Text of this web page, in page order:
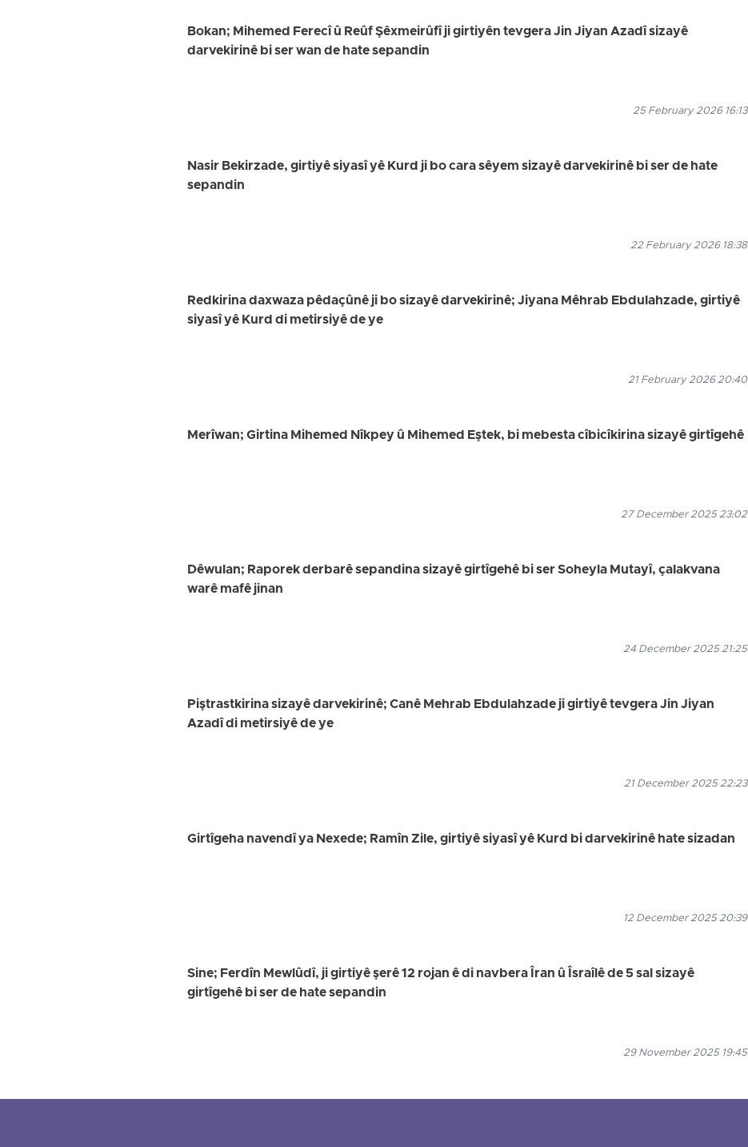
Bokan; Mihemed Ferecî û Reûf Şêxmeirûfî ji girtiyên tevgera Jin Jiyan Azadî sizayê
darvekirinê bi ser wan de hate sepandin
25 February 2026 16:13
Nasir Bekirzade, girtiyê siyasî yê Kurd ji bo cara sêyem sizayê darvekirinê bi ser de hate
sepandin
22 February 2026 18:38
Redkirina daxwaza pêdaçûnê ji bo sizayê darvekirinê; Jiyana Mêhrab Ebdulahzade, girtiyê
siyasî yê Kurd di metirsiyê de ye
21 February 2026 20:40
Merîwan; Girtina Mihemed Nîkpey û Mihemed Eştek, bi mebesta cîbicîkirina sizayê girtîgehê
27 December 2025 23:02
Dêwulan; Raporek derbarê sepandina sizayê girtîgehê bi ser Soheyla Mutayî, çalakvana
warê mafê jinan
24 December 2025 21:25
Piştrastkirina sizayê darvekirinê; Canê Mehrab Ebdulahzade ji girtiyê tevgera Jin Jiyan
Azadî di metirsiyê de ye
21 December 2025 22:23
Girtîgeha navendî ya Nexede; Ramîn Zile, girtiyê siyasî yê Kurd bi darvekirinê hate sizadan
12 December 2025 20:39
Sine; Ferdîn Mewlûdî, ji girtiyê şerê 12 rojan ê di navbera Îran û Îsraîlê de 5 sal sizayê
girtîgehê bi ser de hate sepandin
29 November 2025 19:45